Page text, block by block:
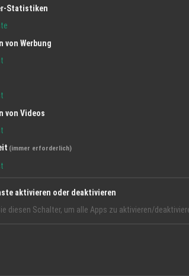
Unternehmen
Qualifikationen verfügen, freuen wir uns
oder kontaktieren Sie uns telefonisch für weitere
verwenden wir die männliche Form zur
Statistiken
von Werbung
von Videos
(immer erforderlich)
aktivieren oder deaktivieren
diesen Schalter, um alle Apps zu aktivieren/